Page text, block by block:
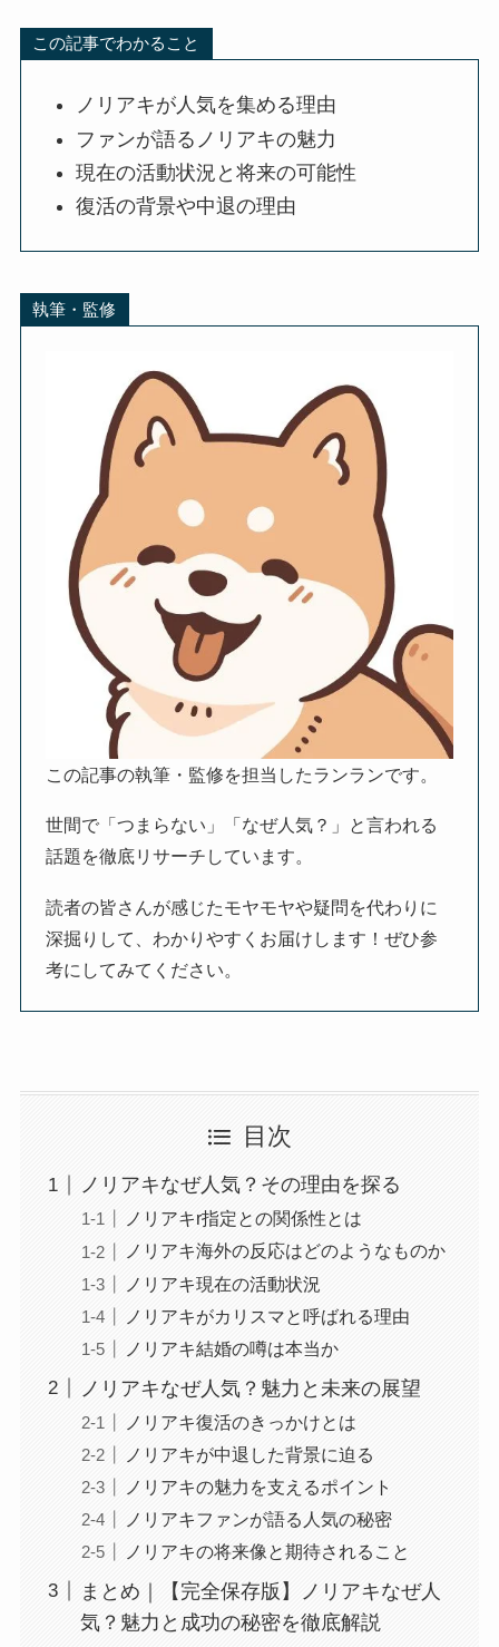
この記事でわかること
ノリアキが人気を集める理由
ファンが語るノリアキの魅力
現在の活動状況と将来の可能性
復活の背景や中退の理由
執筆・監修
この記事の執筆・監修を担当したランランです。
世間で「つまらない」「なぜ人気？」と言われる
話題を徹底リサーチしています。
読者の皆さんが感じたモヤモヤや疑問を代わりに
深掘りして、わかりやすくお届けします！ぜひ参
考にしてみてください。
目次
ノリアキなぜ人気？その理由を探る
ノリアキr指定との関係性とは
ノリアキ海外の反応はどのようなものか
ノリアキ現在の活動状況
ノリアキがカリスマと呼ばれる理由
ノリアキ結婚の噂は本当か
ノリアキなぜ人気？魅力と未来の展望
ノリアキ復活のきっかけとは
ノリアキが中退した背景に迫る
ノリアキの魅力を支えるポイント
ノリアキファンが語る人気の秘密
ノリアキの将来像と期待されること
まとめ｜【完全保存版】ノリアキなぜ人
気？魅力と成功の秘密を徹底解説